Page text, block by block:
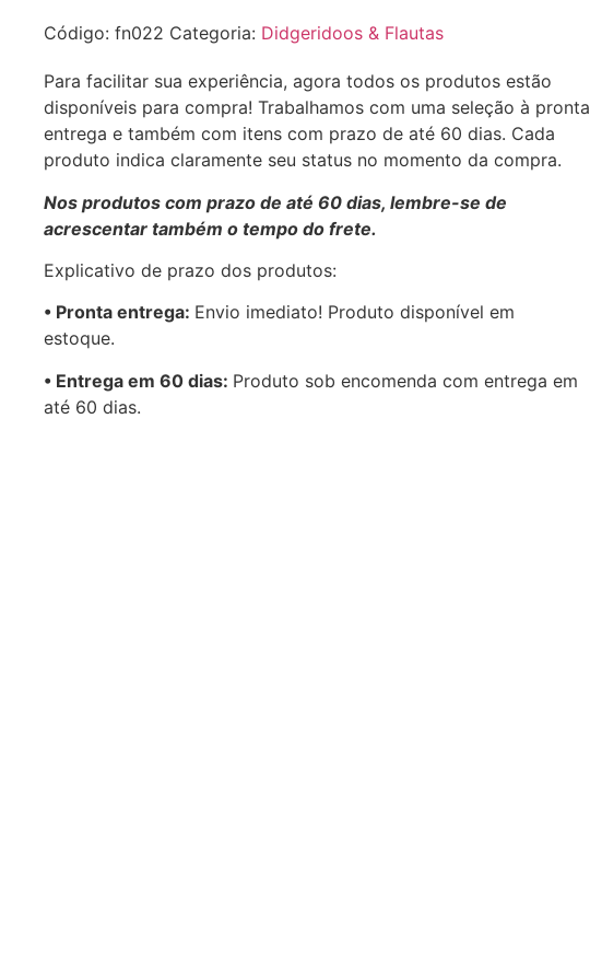
Código: fn022 Categoria: Didgeridoos & Flautas
Para facilitar sua experiência, agora todos os produtos estão
disponíveis para compra! Trabalhamos com uma seleção à pronta
entrega e também com itens com prazo de até 60 dias. Cada
produto indica claramente seu status no momento da compra.
Nos produtos com prazo de até 60 dias, lembre-se de
acrescentar também o tempo do frete.
Explicativo de prazo dos produtos:
•⁠ ⁠Pronta entrega: Envio imediato! Produto disponível em
estoque.
•⁠ Entrega em 60 dias: Produto sob encomenda com entrega em
até 60 dias.